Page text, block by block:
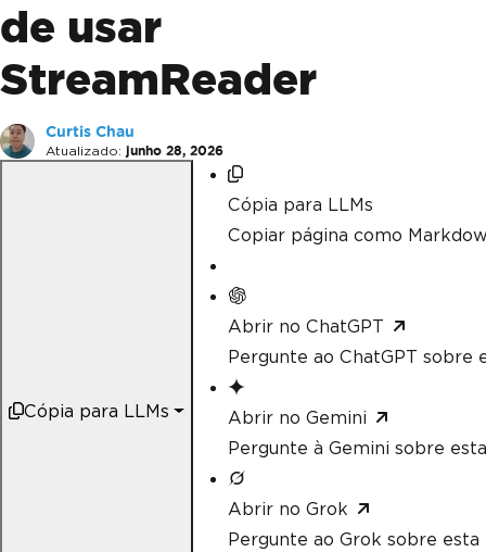
de usar
StreamReader
Curtis Chau
Atualizado: junho 28, 2026
Cópia para LLMs
Cópia para LLMs
Copiar página como
Abrir no ChatGPT
Pergunte ao ChatGPT sobre
Abrir no Gemini
Pergunte à Gemini sobre
Abrir no Grok
Pergunte ao Grok sobre esta